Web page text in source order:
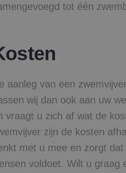
tot één
aanleg van een
wij dan ook aan uw
vraagt u zich af wat de
zijn de kosten
met u mee en zorgt
voldoet. Wilt u graag